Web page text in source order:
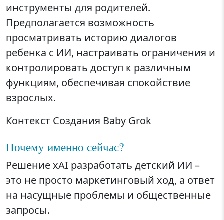
инструменты для родителей.
Предполагается возможность
просматривать историю диалогов
ребенка с ИИ, настраивать ограничения и
контролировать доступ к различным
функциям, обеспечивая спокойствие
взрослых.
Контекст Создания Baby Grok
Почему именно сейчас?
Решение xAI разработать детский ИИ –
это не просто маркетинговый ход, а ответ
на насущные проблемы и общественные
запросы.